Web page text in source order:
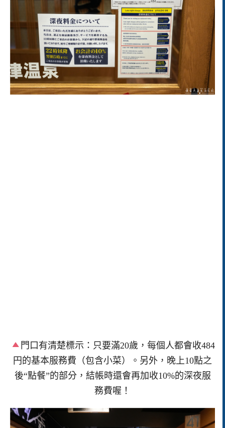
門口有清楚標示：只要滿20歲，每個人都會收484
円的基本服務費（包含小菜）。另外，晚上10點之
後“點餐”的部分，結帳時還會再加收10%的深夜服
務費喔！